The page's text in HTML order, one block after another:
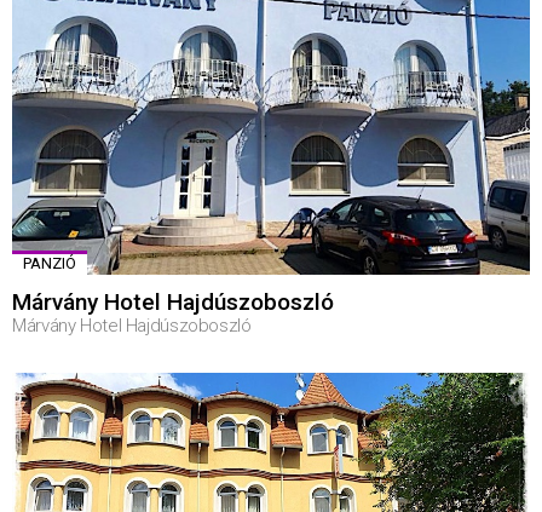
PANZIÓ
Márvány Hotel Hajdúszoboszló
Márvány Hotel Hajdúszoboszló